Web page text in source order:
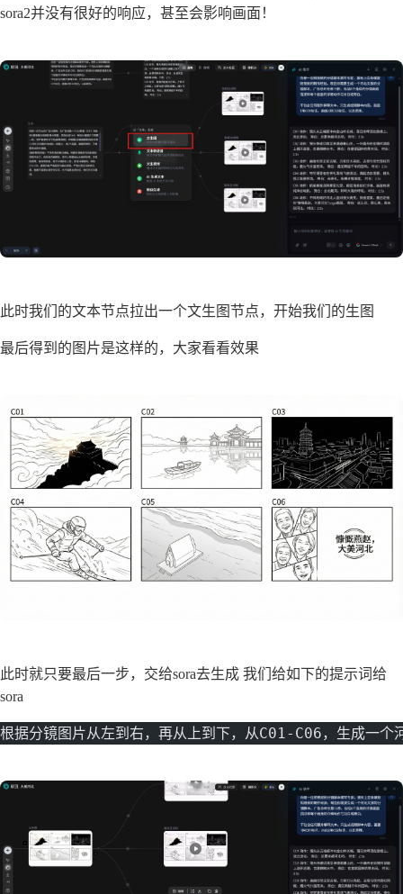
sora2并没有很好的响应，甚至会影响画面！
此时我们的文本节点拉出一个文生图节点，开始我们的生图
最后得到的图片是这样的，大家看看效果
此时就只要最后一步，交给sora去生成 我们给如下的提示词给
sora
根据分镜图片从左到右，再从上到下，从C01-C06，生成一个